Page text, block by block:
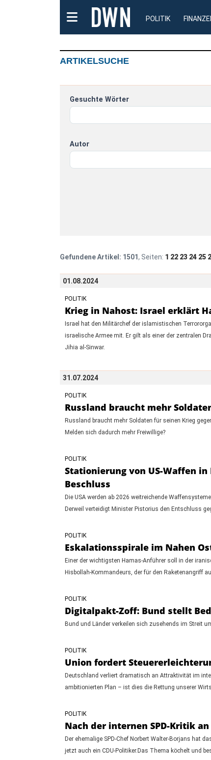
POLITIK
ARTIKELSUCHE
Gesuchte Wörter
Autor
Gefundene Artikel: 1501, Seiten: 1 22 23 24 25
01.08.2024
POLITIK
Krieg in Nahost: Israel erklärt
Israel hat den Militärchef der islamistischen
israelische Armee mit. Er gilt als einer der zentralen
Jihia al-Sinwar.
31.07.2024
POLITIK
Russland braucht mehr
Russland braucht mehr Soldaten für seinen Krieg
Melden sich dadurch mehr Freiwillige?
POLITIK
Stationierung von US-Waffen
Beschluss
Die USA werden ab 2026 weitreichende
Derweil verteidigt Minister Pistorius den Entschluss
POLITIK
Eskalationsspirale im Nahen
Einer der wichtigsten Hamas-Anführer soll in der
Hisbollah-Kommandeurs, der für den Raketenangriff
POLITIK
Digitalpakt-Zoff: Bund stellt
Bund und Länder verkeilen sich zusehends im Streit
POLITIK
Union fordert
Deutschland verliert dramatisch an Attraktivität im
ambitionierten Plan – ist dies die Rettung unserer
POLITIK
Nach der internen SPD-Kritik
Der ehemalige SPD-Chef Norbert Walter-Borjans hat
jetzt auch ein CDU-Politiker.Das Thema köchelt und